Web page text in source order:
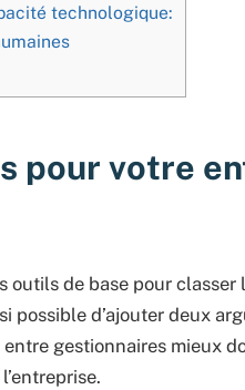
technologique:
pour votre
outils de base pour
possible d’ajouter deux
gestionnaires mieux